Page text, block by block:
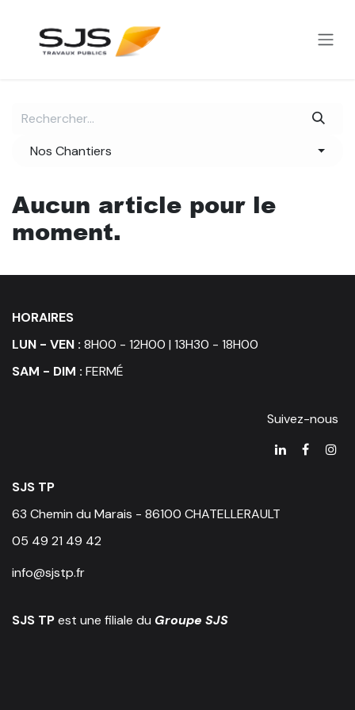
Nos Chantiers
Aucun article pour le
moment.
HORAIRES
LUN - VEN : 8H00 - 12H00 | 13H30 - 18H00
SAM - DIM : FERMÉ
Suivez-nous
SJS TP
63 Chemin du Marais - 86100 CHATELLERAULT
05 49 21 49 42
info@sjstp.fr
SJS TPest une filiale du Groupe SJS